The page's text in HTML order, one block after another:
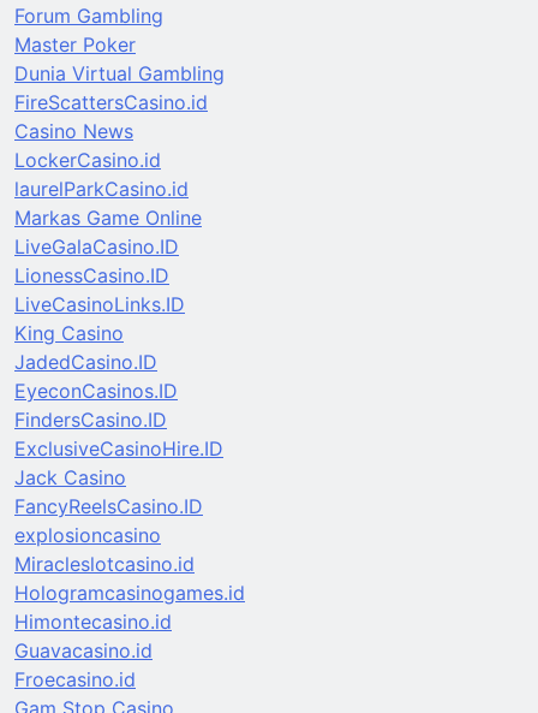
Forum Gambling
Master Poker
Dunia Virtual Gambling
FireScattersCasino.id
Casino News
LockerCasino.id
laurelParkCasino.id
Markas Game Online
LiveGalaCasino.ID
LionessCasino.ID
LiveCasinoLinks.ID
King Casino
JadedCasino.ID
EyeconCasinos.ID
FindersCasino.ID
ExclusiveCasinoHire.ID
Jack Casino
FancyReelsCasino.ID
explosioncasino
Miracleslotcasino.id
Hologramcasinogames.id
Himontecasino.id
Guavacasino.id
Froecasino.id
Gam Stop Casino